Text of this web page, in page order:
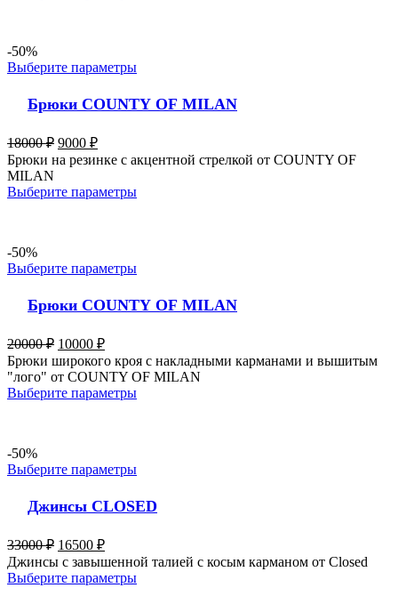
-50%
Выберите параметры
Брюки COUNTY OF MILAN
18000₽ 9000 ₽
Брюки на резинке с акцентной стрелкой от COUNTY OF
MILAN
Выберите параметры
-50%
Выберите параметры
Брюки COUNTY OF MILAN
20000₽ 10000 ₽
Брюки широкого кроя с накладными карманами и вышитым
"лого" от COUNTY OF MILAN
Выберите параметры
-50%
Выберите параметры
Джинсы CLOSED
33000₽ 16500 ₽
Джинсы с завышенной талией с косым карманом от Closed
Выберите параметры